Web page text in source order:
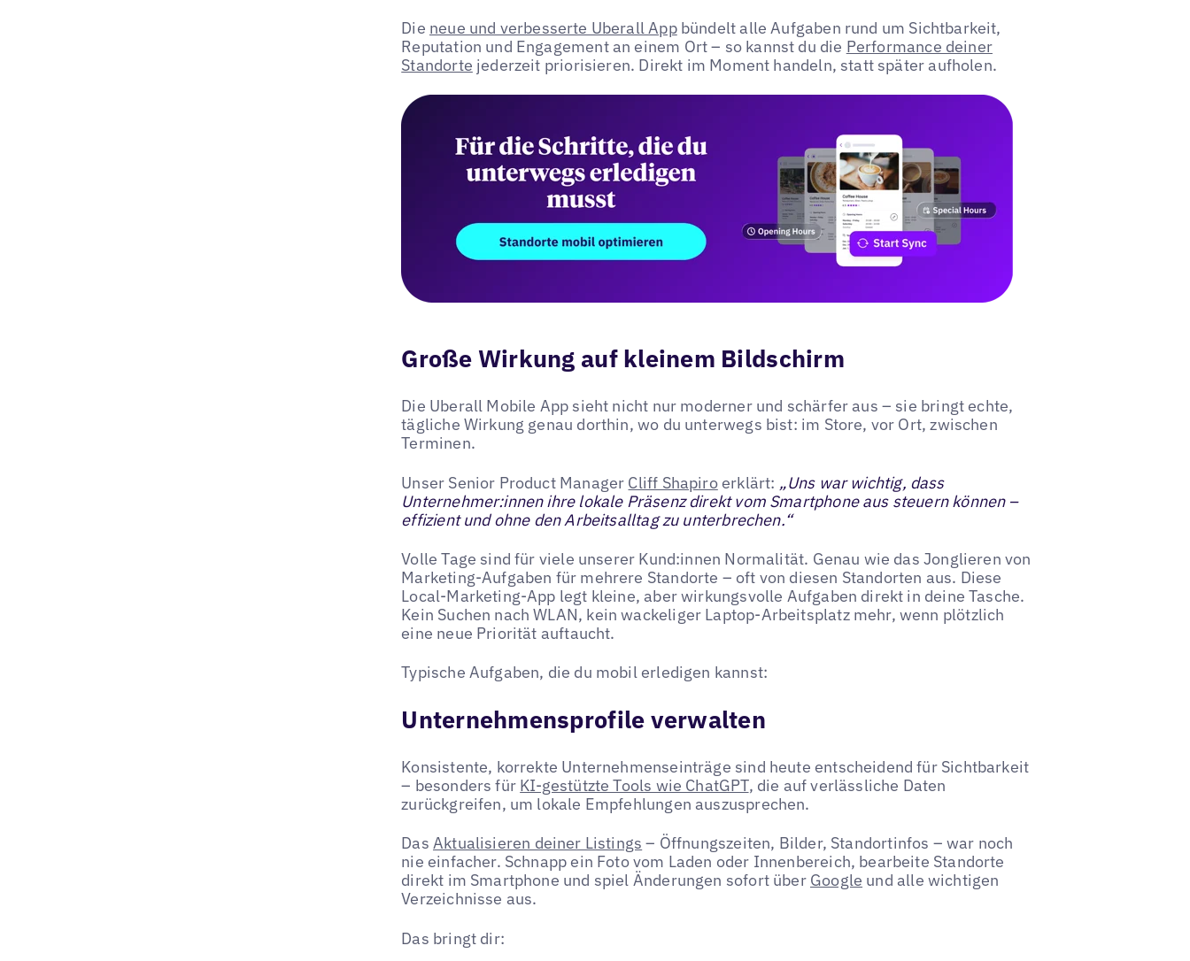
Die neue und verbesserte Uberall Appbündelt alle Aufgaben rund um Sichtbarkeit,
Reputation und Engagement an einem Ort – so kannst du die Performance deiner
Standorte jederzeit priorisieren. Direkt im Moment handeln, statt später aufholen.
Große Wirkung auf kleinem Bildschirm
Die Uberall Mobile App sieht nicht nur moderner und schärfer aus – sie bringt echte,
tägliche Wirkung genau dorthin, wo du unterwegs bist: im Store, vor Ort, zwischen
Terminen.
Unser Senior Product Manager Cliff Shapiroerklärt: „Uns war wichtig, dass
Unternehmer:innen ihre lokale Präsenz direkt vom Smartphone aus steuern können –
effizient und ohne den Arbeitsalltag zu unterbrechen.“
Volle Tage sind für viele unserer Kund:innen Normalität. Genau wie das Jonglieren von
Marketing-Aufgaben für mehrere Standorte – oft von diesen Standorten aus. Diese
Local-Marketing-App legt kleine, aber wirkungsvolle Aufgaben direkt in deine Tasche.
Kein Suchen nach WLAN, kein wackeliger Laptop-Arbeitsplatz mehr, wenn plötzlich
eine neue Priorität auftaucht.
Typische Aufgaben, die du mobil erledigen kannst:
Unternehmensprofile verwalten
Konsistente, korrekte Unternehmenseinträge sind heute entscheidend für Sichtbarkeit
– besonders für KI-gestützte Tools wie ChatGPT, die auf verlässliche Daten
zurückgreifen, um lokale Empfehlungen auszusprechen.
Das Aktualisieren deiner Listings – Öffnungszeiten, Bilder, Standortinfos – war noch
nie einfacher. Schnapp ein Foto vom Laden oder Innenbereich, bearbeite Standorte
direkt im Smartphone und spiel Änderungen sofort über Google und alle wichtigen
Verzeichnisse aus.
Das bringt dir: